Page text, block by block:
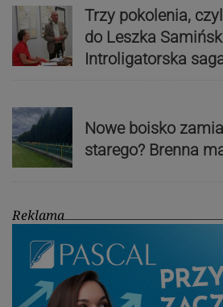
Trzy pokolenia,
do Leszka
Introligatorska
Nowe boisko
starego? Brenna
Reklama